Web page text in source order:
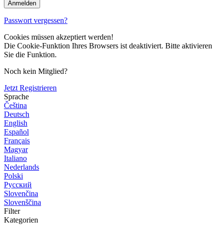
Passwort vergessen?
Cookies müssen akzeptiert werden!
Die Cookie-Funktion Ihres Browsers ist deaktiviert. Bitte aktivieren
Sie die Funktion.
Noch kein Mitglied?
Jetzt Registrieren
Sprache
Čeština
Deutsch
English
Español
Français
Magyar
Italiano
Nederlands
Polski
Русский
Slovenčina
Slovenščina
Filter
Kategorien